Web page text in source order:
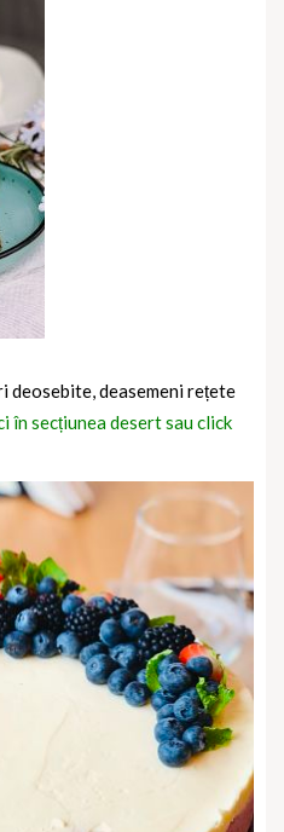
deasemeni rețete
în secțiunea desert sau click